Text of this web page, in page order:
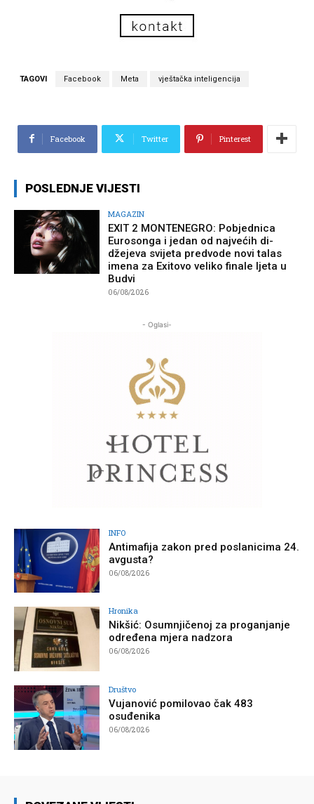
TAGOVI Facebook Meta vještačka inteligencija
Facebook Twitter Pinterest
POSLEDNJE VIJESTI
MAGAZIN
EXIT 2 MONTENEGRO: Pobjednica
Eurosonga i jedan od najvećih di-
džejeva svijeta predvode novi talas
imena za Exitovo veliko finale ljeta u
Budvi
06/08/2026
- Oglasi-
INFO
Antimafija zakon pred poslanicima 24.
avgusta?
06/08/2026
Hronika
Nikšić: Osumnjičenoj za proganjanje
određena mjera nadzora
06/08/2026
Društvo
Vujanović pomilovao čak 483
osuđenika
06/08/2026